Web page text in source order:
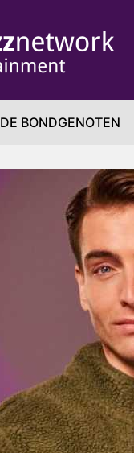
DE BONDGENOTEN